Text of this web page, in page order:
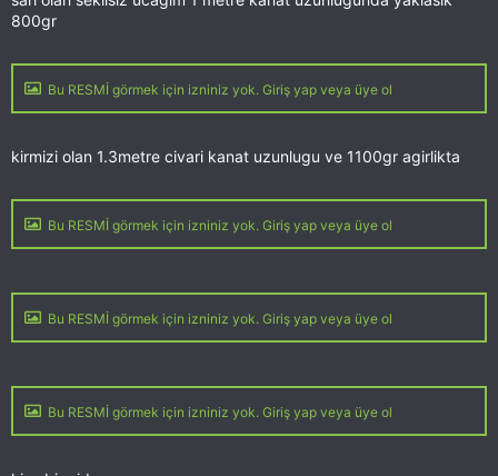
800gr
Bu RESMİ görmek için izniniz yok. Giriş yap veya üye ol
kirmizi olan 1.3metre civari kanat uzunlugu ve 1100gr agirlikta
Bu RESMİ görmek için izniniz yok. Giriş yap veya üye ol
Bu RESMİ görmek için izniniz yok. Giriş yap veya üye ol
Bu RESMİ görmek için izniniz yok. Giriş yap veya üye ol